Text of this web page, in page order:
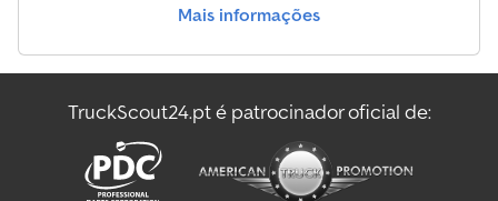
Mais informações
TruckScout24.pt é patrocinador oficial de: